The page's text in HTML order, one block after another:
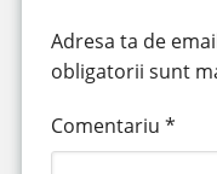
Adresa ta de
obligatorii sunt
Comentariu *